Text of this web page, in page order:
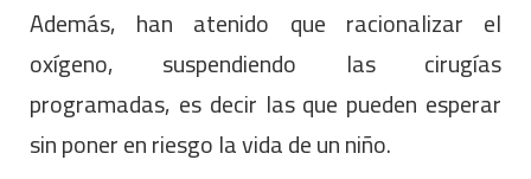
Además, han atenido que racionalizar el
oxígeno, suspendiendo las cirugías
programadas, es decir las que pueden esperar
sin poner en riesgo la vida de un niño.